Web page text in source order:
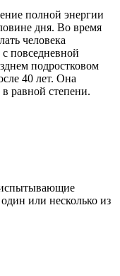
полной энергии
дня. Во время
человека
повседневной
подростковом
40 лет. Она
равной степени.
или несколько из